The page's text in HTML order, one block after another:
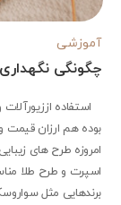
آموزشی
چگونگی
استفاده
بوده هم ارزان قیمت
امروزه طرح های
اسپرت و طرح طلا
برندهایی مثل